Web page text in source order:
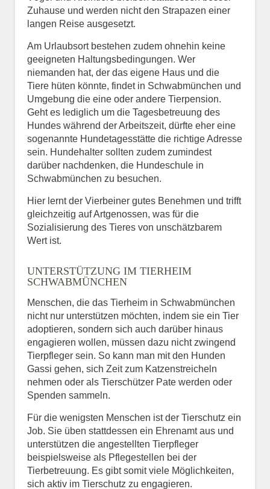
Zuhause und werden nicht den Strapazen einer
langen Reise ausgesetzt.
Am Urlaubsort bestehen zudem ohnehin keine
geeigneten Haltungsbedingungen. Wer
niemanden hat, der das eigene Haus und die
Tiere hüten könnte, findet in Schwabmünchen und
Umgebung die eine oder andere Tierpension.
Geht es lediglich um die Tagesbetreuung des
Hundes während der Arbeitszeit, dürfte eher eine
sogenannte Hundetagesstätte die richtige Adresse
sein. Hundehalter sollten zudem zumindest
darüber nachdenken, die Hundeschule in
Schwabmünchen zu besuchen.
Hier lernt der Vierbeiner gutes Benehmen und trifft
gleichzeitig auf Artgenossen, was für die
Sozialisierung des Tieres von unschätzbarem
Wert ist.
UNTERSTÜTZUNG IM TIERHEIM
SCHWABMÜNCHEN
Menschen, die das Tierheim in Schwabmünchen
nicht nur unterstützen möchten, indem sie ein Tier
adoptieren, sondern sich auch darüber hinaus
engagieren wollen, müssen dazu nicht zwingend
Tierpfleger sein. So kann man mit den Hunden
Gassi gehen, sich Zeit zum Katzenstreicheln
nehmen oder als Tierschützer Pate werden oder
Spenden sammeln.
Für die wenigsten Menschen ist der Tierschutz ein
Job. Sie üben stattdessen ein Ehrenamt aus und
unterstützen die angestellten Tierpfleger
beispielsweise als Pflegestellen bei der
Tierbetreuung. Es gibt somit viele Möglichkeiten,
sich aktiv im Tierschutz zu engagieren.